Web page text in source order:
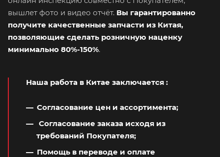
вышлет фото и видео отчёт. Вы гарантированно
получите качественные запчасти из Китая,
позволяющие сделать розничную наценку
минимально 80%-150%.
Наша работа в Китае заключается :
Согласование цен и ассортимента;
Согласование заказа исходя из
требований Покупателя;
Помощь в переводе и оплате